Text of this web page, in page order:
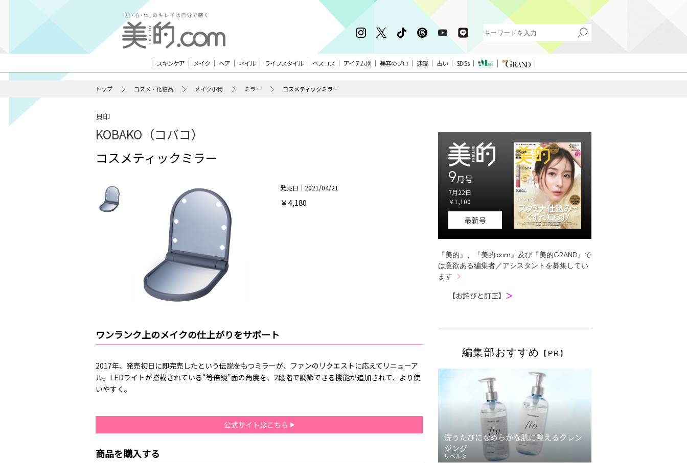
スキンケア メイク ヘア ネイル ライフスタイル ベスコス アイテム別 美容のプロ 連載 占い SDGs
トップ コスメ・化粧品 メイク小物 ミラー コスメティックミラー
貝印
KOBAKO（コバコ）
コスメティックミラー
発売日｜2021/04/21
￥4,180
ワンランク上のメイクの仕上がりをサポート
2017年、発売初日に即完売したという伝説をもつミラーが、ファンのリクエストに応えてリニューア
ル。LEDライトが搭載されている“等倍鏡”面の角度を、2段階で調節できる機能が追加されて、より使
いやすく。
公式サイトはこちら
商品を購入する
9月号
7月22日
￥1,100
最新号
『美的』、『美的.com』及び『美的GRAND』で
は意欲ある編集者／アシスタントを募集してい
ます
【お詫びと訂正】 ＞
編集部おすすめ 【PR】
洗うたびになめらかな肌に整えるクレン
ジング
リベルタ